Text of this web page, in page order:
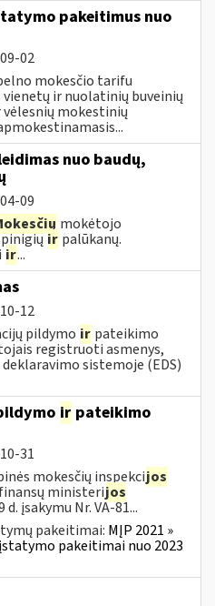
pakeitimus nuo
02
mokesčio tarifu
ir nuolatinių buveinių
vėlesnių mokestinių
nuo baudų,
09
mokėtojo
ir palūkanų.
ir...
12
pildymo ir pateikimo
registruoti asmenys,
sistemoje (EDS)
ir pateikimo
31
mokesčių inspekcijos
ministerijos
įsakymu Nr. VA-81...
pakeitimai: MĮP 2021 »
pakeitimai nuo 2023